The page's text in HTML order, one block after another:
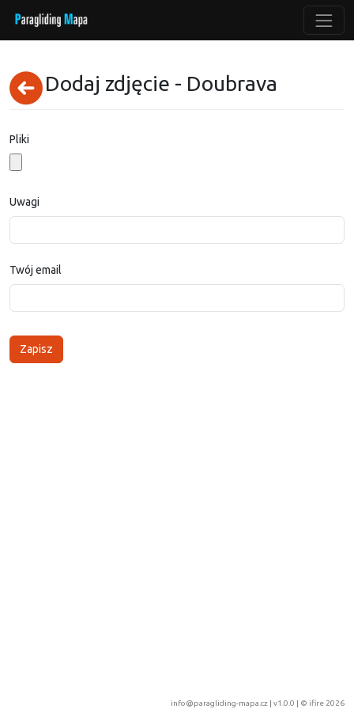
Dodaj zdjęcie - Doubrava
Pliki
Uwagi
Twój email
info@paragliding-mapa.cz | v1.0.0 | © ifire 2026